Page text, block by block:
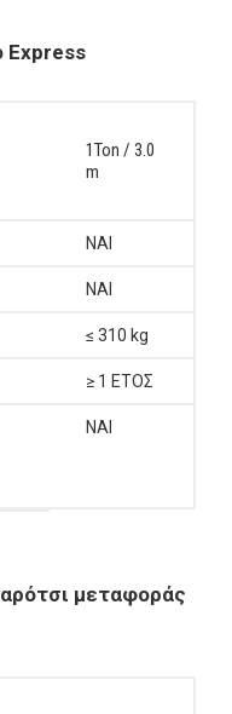
Express
1Ton / 3.0
m
ΝΑΙ
ΝΑΙ
≤ 310 kg
≥ 1 ΕΤΟΣ
ΝΑΙ
μεταφοράς